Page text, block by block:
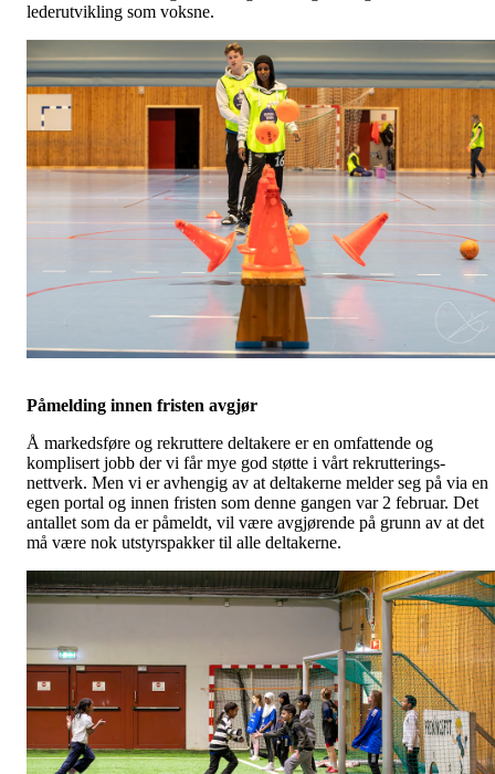
lederutvikling som voksne.
Påmelding innen fristen avgjør
Å markedsføre og rekruttere deltakere er en omfattende og
komplisert jobb der vi får mye god støtte i vårt rekrutterings-
nettverk. Men vi er avhengig av at deltakerne melder seg på via en
egen portal og innen fristen som denne gangen var 2 februar. Det
antallet som da er påmeldt, vil være avgjørende på grunn av at det
må være nok utstyrspakker til alle deltakerne.